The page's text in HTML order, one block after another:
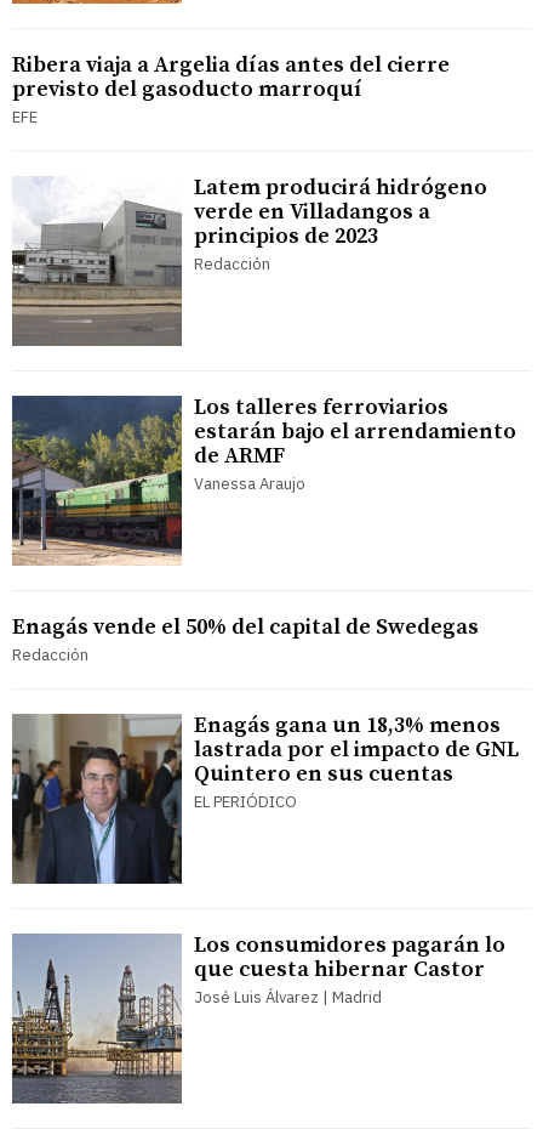
Ribera viaja a Argelia días antes del cierre
previsto del gasoducto marroquí
EFE
Latem producirá hidrógeno
verde en Villadangos a
principios de 2023
Redacción
Los talleres ferroviarios
estarán bajo el arrendamiento
de ARMF
Vanessa Araujo
Enagás vende el 50% del capital de Swedegas
Redacción
Enagás gana un 18,3% menos
lastrada por el impacto de GNL
Quintero en sus cuentas
EL PERIÓDICO
Los consumidores pagarán lo
que cuesta hibernar Castor
José Luis Álvarez | Madrid